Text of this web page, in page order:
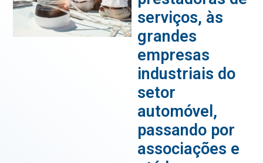
serviços, às
grandes
empresas
industriais do
setor
automóvel,
passando por
associações e